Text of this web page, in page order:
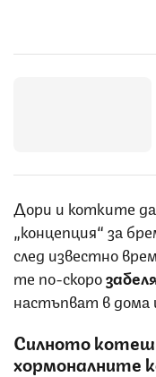
Дори и котките
„концепция“ за
след известно
те по-скоро
настъпват в дома
Силното
хормоналните